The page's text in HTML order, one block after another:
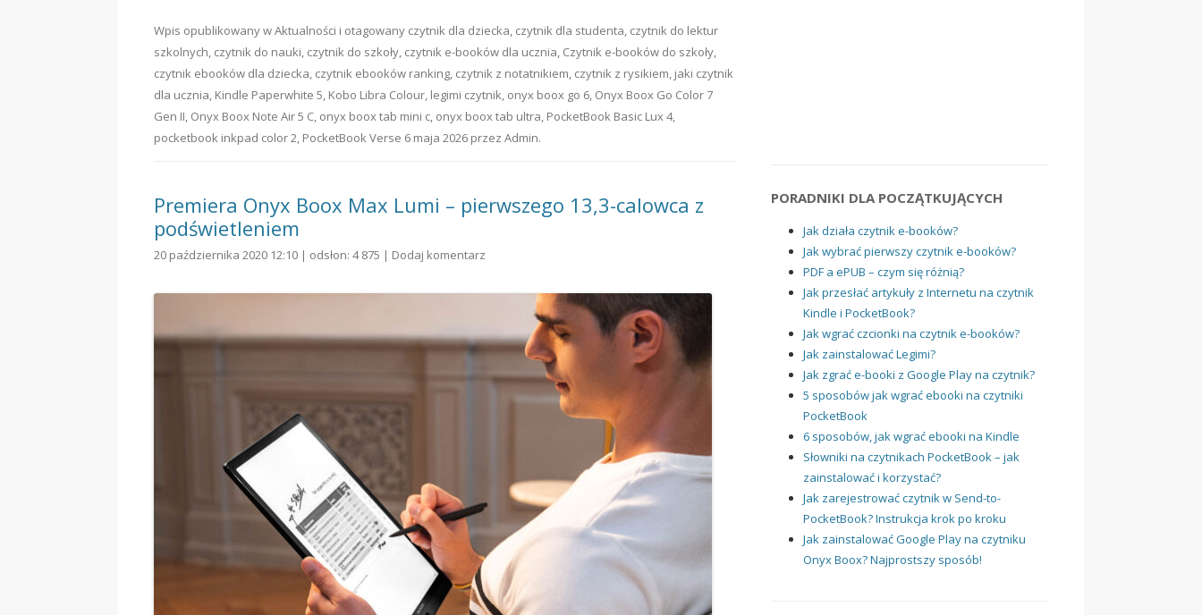
Wpis opublikowany wAktualności i otagowany czytnik dla dziecka, czytnik dla studenta, czytnik do lektur
szkolnych, czytnik do nauki, czytnik do szkoły, czytnik e-booków dla ucznia, Czytnik e-booków do szkoły,
czytnik ebooków dla dziecka, czytnik ebooków ranking, czytnik z notatnikiem, czytnik z rysikiem, jaki czytnik
dla ucznia, Kindle Paperwhite 5, Kobo Libra Colour, legimi czytnik, onyx boox go 6, Onyx Boox Go Color 7
Gen II, Onyx Boox Note Air 5 C, onyx boox tab mini c, onyx boox tab ultra, PocketBook Basic Lux 4,
pocketbook inkpad color 2, PocketBook Verse 6 maja 2026 przez Admin.
Premiera Onyx Boox Max Lumi – pierwszego 13,3-calowca z
podświetleniem
20 października 2020 12:10 | odsłon: 4 875 | Dodaj komentarz
PORADNIKI DLA POCZĄTKUJĄCYCH
Jak działa czytnik e-booków?
Jak wybrać pierwszy czytnik e-booków?
PDF a ePUB – czym się różnią?
Jak przesłać artykuły z Internetu na czytnik
Kindle i PocketBook?
Jak wgrać czcionki na czytnik e-booków?
Jak zainstalować Legimi?
Jak zgrać e-booki z Google Play na czytnik?
5 sposobów jak wgrać ebooki na czytniki
PocketBook
6 sposobów, jak wgrać ebooki na Kindle
Słowniki na czytnikach PocketBook – jak
zainstalować i korzystać?
Jak zarejestrować czytnik w Send-to-
PocketBook? Instrukcja krok po kroku
Jak zainstalować Google Play na czytniku
Onyx Boox? Najprostszy sposób!